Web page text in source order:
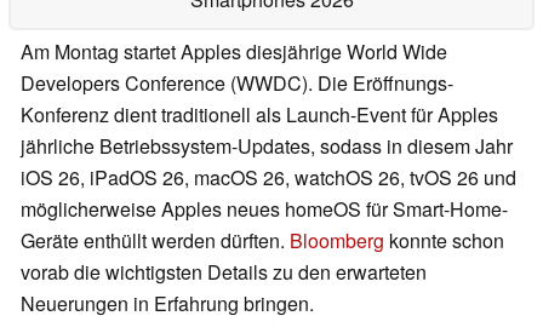
Am Montag startet Apples diesjährige World Wide
Developers Conference (WWDC). Die Eröffnungs-
Konferenz dient traditionell als Launch-Event für Apples
jährliche Betriebssystem-Updates, sodass in diesem Jahr
iOS 26, iPadOS 26, macOS 26, watchOS 26, tvOS 26 und
möglicherweise Apples neues homeOS für Smart-Home-
Geräte enthüllt werden dürften. Bloomberg konnte schon
vorab die wichtigsten Details zu den erwarteten
Neuerungen in Erfahrung bringen.